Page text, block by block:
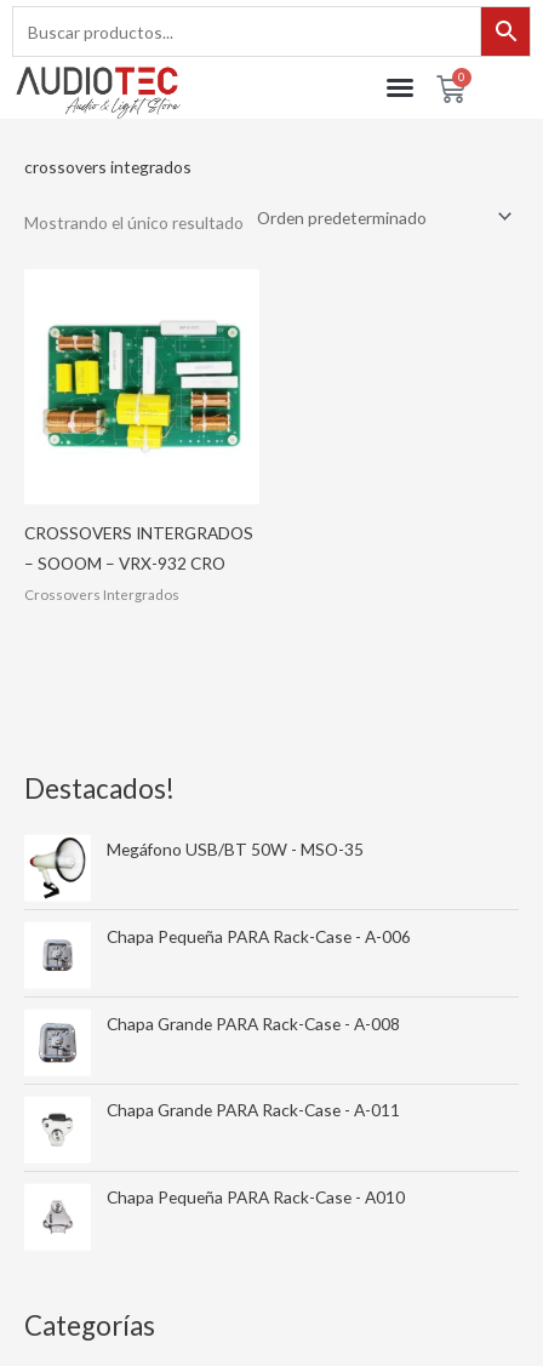
contenido
0Cart
Destacados!
Megáfono USB/BT 50W - MSO-35
Chapa Pequeña PARA Rack-Case - A-006
Chapa Grande PARA Rack-Case - A-008
Chapa Grande PARA Rack-Case - A-011
Chapa Pequeña PARA Rack-Case - A010
Categorías
crossovers integrados
Mostrando el único resultado
CROSSOVERS INTERGRADOS
– SOOOM – VRX-932 CRO
Crossovers Intergrados